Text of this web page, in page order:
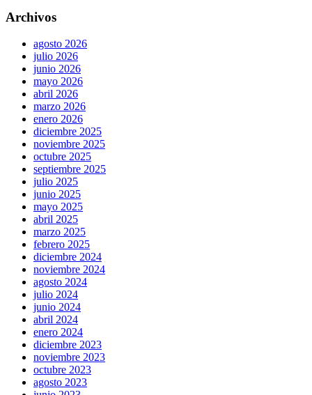
Archivos
agosto 2026
julio 2026
junio 2026
mayo 2026
abril 2026
marzo 2026
enero 2026
diciembre 2025
noviembre 2025
octubre 2025
septiembre 2025
julio 2025
junio 2025
mayo 2025
abril 2025
marzo 2025
febrero 2025
diciembre 2024
noviembre 2024
agosto 2024
julio 2024
junio 2024
abril 2024
enero 2024
diciembre 2023
noviembre 2023
octubre 2023
agosto 2023